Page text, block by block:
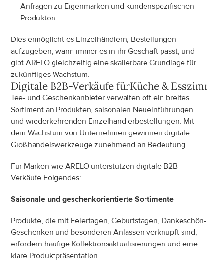
Anfragen zu Eigenmarken und kundenspezifischen
Produkten
Dies ermöglicht es Einzelhändlern, Bestellungen
aufzugeben, wann immer es in ihr Geschäft passt, und
gibt ARELO gleichzeitig eine skalierbare Grundlage für
zukünftiges Wachstum.
Digitale B2B-Verkäufe fürKüche &
Tee- und Geschenkanbieter verwalten oft ein breites
Sortiment an Produkten, saisonalen Neueinführungen
und wiederkehrenden Einzelhändlerbestellungen. Mit
dem Wachstum von Unternehmen gewinnen digitale
Großhandelswerkzeuge zunehmend an Bedeutung.
Für Marken wie ARELO unterstützen digitale B2B-
Verkäufe Folgendes:
Saisonale und geschenkorientierte Sortimente
Produkte, die mit Feiertagen, Geburtstagen, Dankeschön-
Geschenken und besonderen Anlässen verknüpft sind,
erfordern häufige Kollektionsaktualisierungen und eine
klare Produktpräsentation.